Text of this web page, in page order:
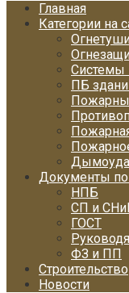
Главная
Категории на
Системы
ПБ
Документы
НПБ
СП и
ГОСТ
ФЗ и ПП
Строительство
Новости